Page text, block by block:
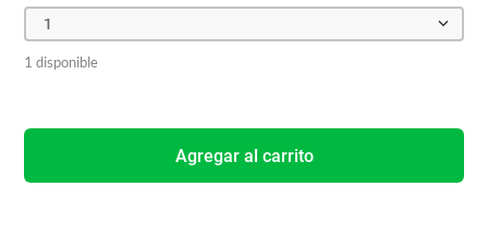
1
1 disponible
Agregar al carrito